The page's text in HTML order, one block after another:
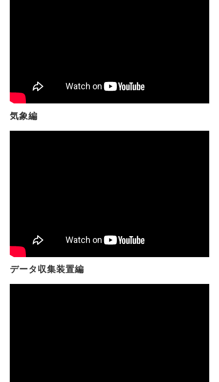
気象編
データ収集装置編